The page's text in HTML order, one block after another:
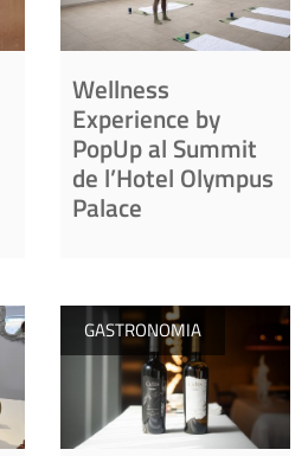
Wellness
Experience by
PopUp al Summit
de l’Hotel Olympus
Palace
GASTRONOMIA